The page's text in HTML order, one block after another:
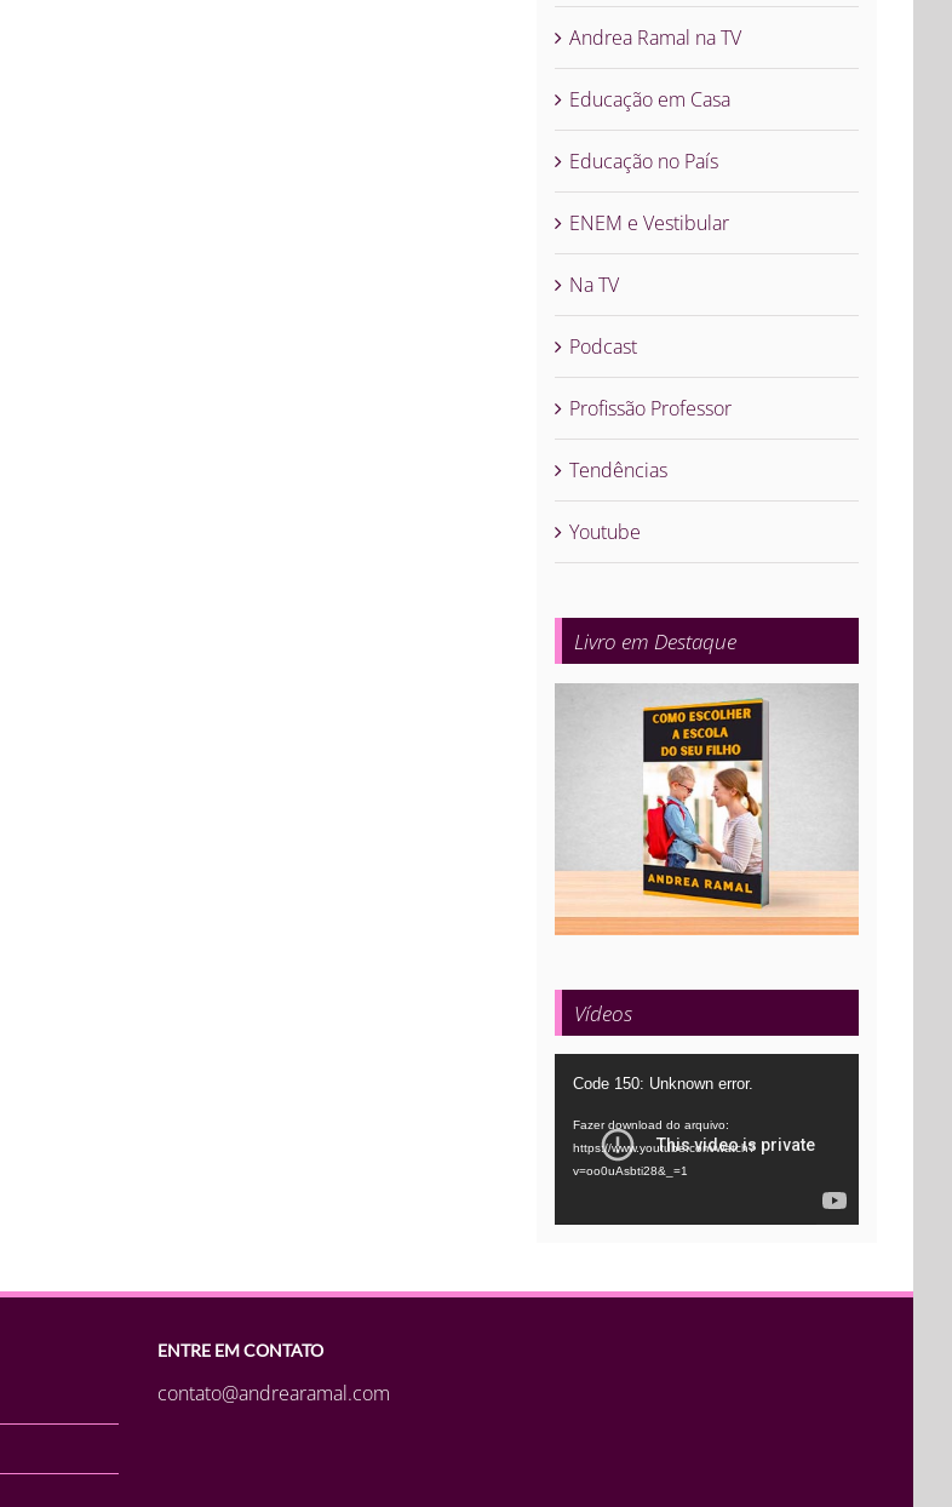
Andrea Ramal na TV
Educação em Casa
Educação no País
ENEM e Vestibular
Na TV
Podcast
Profissão Professor
Tendências
Youtube
Livro em Destaque
Vídeos
Tocador
vídeo
Code 150: Unknown error.
Fazer download do arquivo:
https://www.youtube.com/watch?
v=oo0uAsbti28&_=1
ENTRE EM CONTATO
contato@andrearamal.com